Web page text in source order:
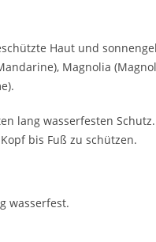
Haut und
Magnolia
lang wasserfesten Schutz.
bis Fuß zu schützen.
wasserfest.